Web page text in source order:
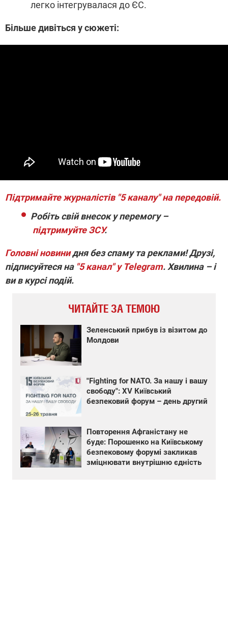
легко інтегрувалася до ЄС.
Більше дивіться у сюжеті:
Підтримайте журналістів "5 каналу" на передовій.
Робіть свій внесок у перемогу –
підтримуйте ЗСУ.
Головні новинидня без спаму та реклами! Друзі,
підписуйтеся на "5 канал" у Telegram. Хвилина – і
ви в курсі подій.
ЧИТАЙТЕ ЗА ТЕМОЮ
Зеленський прибув із візитом до
Молдови
"Fighting for NATO. За нашу і вашу
свободу": XV Київський
безпековий форум – день другий
Повторення Афганістану не
буде: Порошенко на Київському
безпековому форумі закликав
зміцнювати внутрішню єдність